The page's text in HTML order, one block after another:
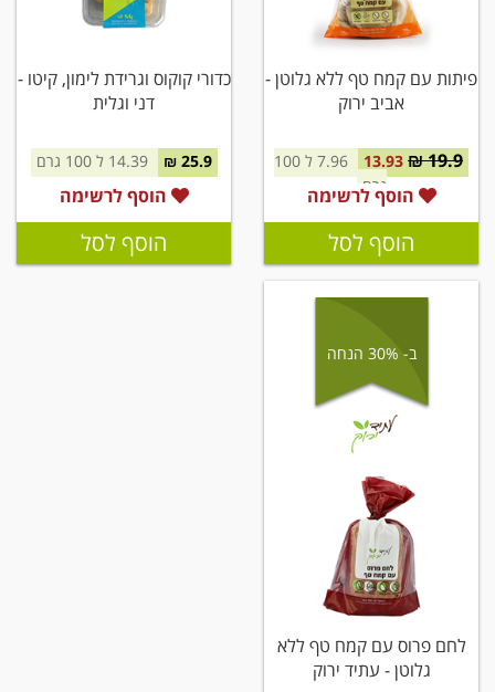
פיתות עם קמח טף ללא גלוטן -
אביב ירוק
19.9 ₪
13.93
7.96 ל 100
גרם
הוסף לרשימה
הוסף לסל
כדורי קוקוס וגרידת לימון, קיטו -
דני וגלית
25.9 ₪ 14.39 ל 100 גרם
הוסף לרשימה
הוסף לסל
ב- 30% הנחה
לחם פרוס עם קמח טף ללא
גלוטן - עתיד ירוק